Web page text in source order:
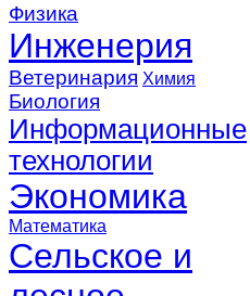
Физика
Инженерия
Ветеринария Химия
Биология
Информационные
технологии
Экономика
Математика
Сельское и